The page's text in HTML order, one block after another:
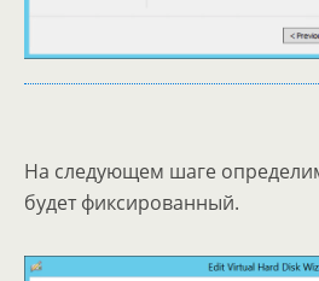
На следующем шаге
будет фиксированный.